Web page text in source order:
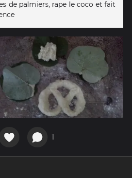
de palmiers, rape le coco et fait
1